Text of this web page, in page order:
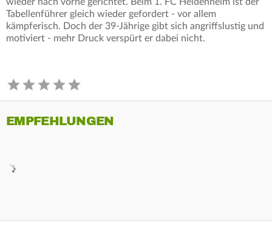
Tabellenführer gleich wieder gefordert - vor allem
kämpferisch. Doch der 39-Jährige gibt sich angriffslustig und
motiviert - mehr Druck verspürt er dabei nicht.
EMPFEHLUNGEN